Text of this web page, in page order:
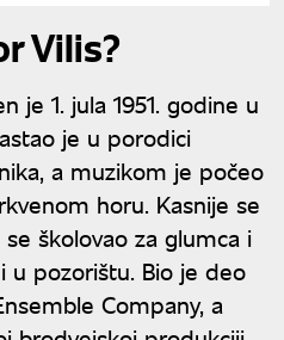
Vilis?
je 1. jula 1951. godine u
je u porodici
a muzikom je počeo
horu. Kasnije se
školovao za glumca i
u pozorištu. Bio je deo
Company, a